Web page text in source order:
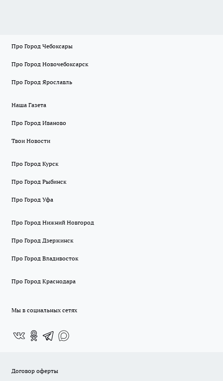
Про Город Чебоксары
Про Город Новочебоксарск
Про Город Ярославль
Наша Газета
Про Город Иваново
Твои Новости
Про Город Курск
Про Город Рыбинск
Про Город Уфа
Про Город Нижний Новгород
Про Город Дзержинск
Про Город Владивосток
Про Город Краснодара
Мы в социальных сетях
Договор оферты